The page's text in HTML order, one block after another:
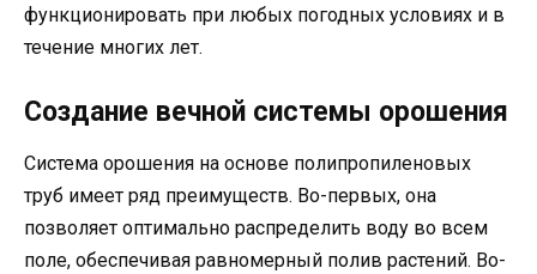
функционировать при любых погодных условиях и в
течение многих лет.
Создание вечной системы орошения
Система орошения на основе полипропиленовых
труб имеет ряд преимуществ. Во-первых, она
позволяет оптимально распределить воду во всем
поле, обеспечивая равномерный полив растений. Во-